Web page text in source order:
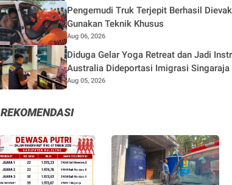
Pengemudi Truk Terjepit Berhasil
Gunakan Teknik Khusus
Aug 06, 2026
Diduga Gelar Yoga Retreat dan Jadi
Australia Dideportasi Imigrasi Singaraja
Aug 05, 2026
REKOMENDASI